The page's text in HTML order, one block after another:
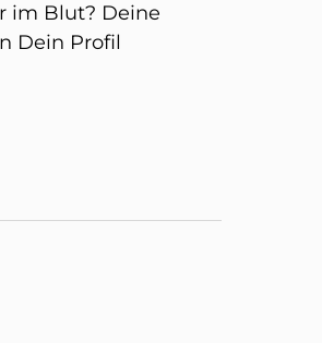
im Blut? Deine
Dein Profil